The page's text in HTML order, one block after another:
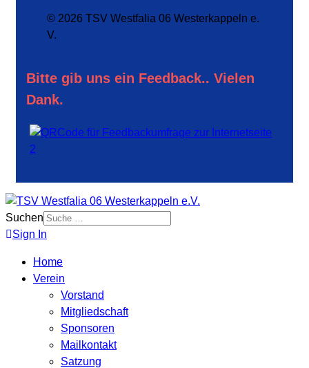
© 2026 TSV Westfalia 06 Westerkappeln e.
V.
Bitte gib uns ein Feedback.. Vielen
Dank.
Suchen
Sign In
Home
Verein
Vorstand
Mitgliedschaft
Sponsoren
Mailkontakt
Satzung